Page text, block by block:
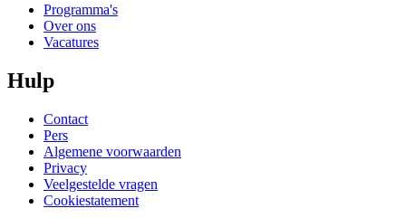
Programma's
Over ons
Vacatures
Hulp
Contact
Pers
Algemene voorwaarden
Privacy
Veelgestelde vragen
Cookiestatement